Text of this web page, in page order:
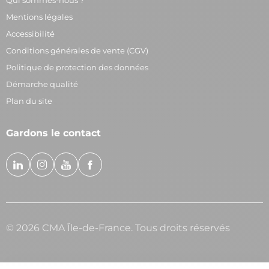
Mentions légales
Accessibilité
Conditions générales de vente (CGV)
Politique de protection des données
Démarche qualité
Plan du site
Gardons le contact
© 2026 CMA Île-de-France. Tous droits réservés